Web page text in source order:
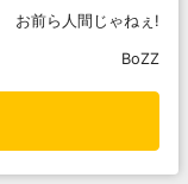
お前ら人間じゃねぇ!
BoZZ